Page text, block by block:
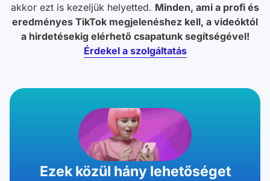
akkor ezt is kezeljük helyetted. Minden, ami a profi és
eredményes TikTok megjelenéshez kell, a videóktól
a hirdetésekig elérhető csapatunk segítségével!
Érdekel a szolgáltatás
Ezek közül hány lehetőséget